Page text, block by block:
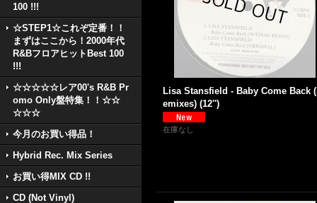
100 !!!
☆STEP1☆これぞ定番！！
まずはここから！2000年代
R&BフロアヒットBest 100
!!!
☆☆☆☆☆レア00's R&B Pr
omo Only盤特集！！☆☆
☆☆☆
今月のお買い得品！
Hybrid Rec. Mix Series
お買い得MIX CD !!
CD (Not Vinyl)
Lisa Stansfield - Baby Come Back
emixes) (12'')
在庫なし